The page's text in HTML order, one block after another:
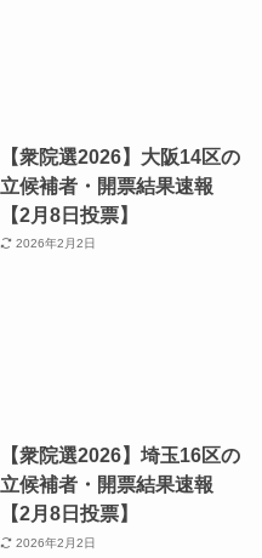
【衆院選2026】大阪14区の
立候補者・開票結果速報
【2月8日投票】
2026年2月2日
【衆院選2026】埼玉16区の
立候補者・開票結果速報
【2月8日投票】
2026年2月2日